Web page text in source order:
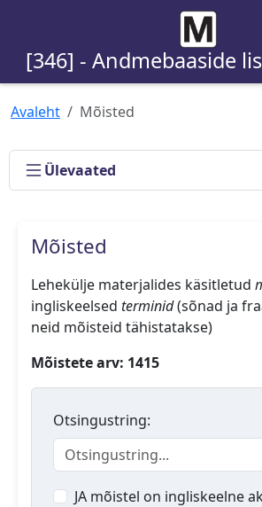
[346] - Andmebaaside
Avaleht Mõisted
Ülevaated
Mõisted
Lehekülje materjalides käsitletud
ingliskeelsed terminid(sõnad ja
neid mõisteid tähistatakse)
Mõistete arv: 1415
Otsingustring:
JA mõistel on ingliskeelne